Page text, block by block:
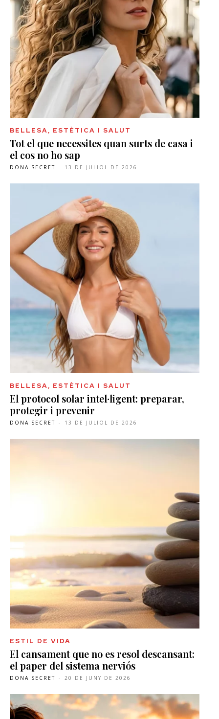
BELLESA, ESTÈTICA I SALUT
Tot el que necessites quan surts de casa i
el cos no ho sap
DONA SECRET - 13 DE JULIOL DE 2026
BELLESA, ESTÈTICA I SALUT
El protocol solar intel·ligent: preparar,
protegir i prevenir
DONA SECRET - 13 DE JULIOL DE 2026
ESTIL DE VIDA
El cansament que no es resol descansant:
el paper del sistema nerviós
DONA SECRET - 20 DE JUNY DE 2026